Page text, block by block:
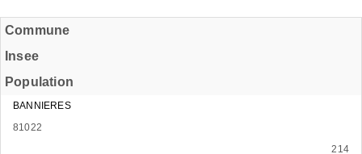
Commune
Insee
Population
BANNIERES
81022
214